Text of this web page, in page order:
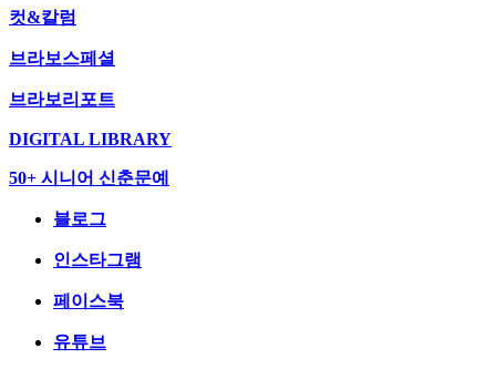
컷&칼럼
브라보스페셜
브라보리포트
DIGITAL LIBRARY
50+ 시니어 신춘문예
블로그
인스타그램
페이스북
유튜브